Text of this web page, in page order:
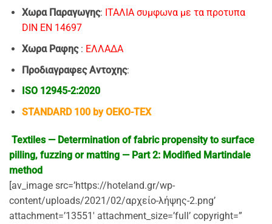
Χωρα Παραγωγης: ΙΤΑΛΙΑ συμφωνα με τα προτυπα
DIN EN 14697
Χωρα Ραφης: EΛΛΑΔΑ
Προδιαγραφες Αντοχης:
ISO 12945-2:2020
STANDARD 100 by OEKO-TEX
Textiles — Determination of fabric propensity to surface
pilling, fuzzing or matting — Part 2: Modified Martindale
method
[av_image src=’https://hoteland.gr/wp-
content/uploads/2021/02/αρχείο-λήψης-2.png’
attachment=’13551′ attachment_size=’full’ copyright=”